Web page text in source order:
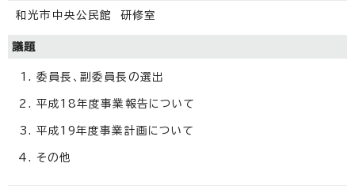
和光市中央公民館 研修室
議題
委員長、副委員長の選出
平成18年度事業報告について
平成19年度事業計画について
その他